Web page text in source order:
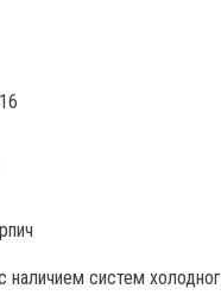
наличием систем